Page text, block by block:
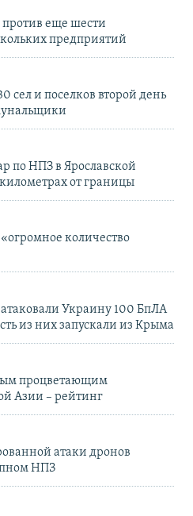
еще шести
предприятий
сел и поселков второй день
по НПЗ в Ярославской
от границы
количество
Украину 100 БпЛА
из них запускали из Крыма
процветающим
Азии – рейтинг
атаки дронов
НПЗ